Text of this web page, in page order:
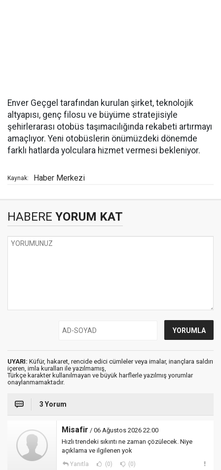
Enver Geçgel tarafından kurulan şirket, teknolojik
altyapısı, genç filosu ve büyüme stratejisiyle
şehirlerarası otobüs taşımacılığında rekabeti artırmayı
amaçlıyor. Yeni otobüslerin önümüzdeki dönemde
farklı hatlarda yolculara hizmet vermesi bekleniyor.
Kaynak: Haber Merkezi
HABERE YORUM KAT
UYARI: Küfür, hakaret, rencide edici cümleler veya imalar, inançlara saldırı
içeren, imla kuralları ile yazılmamış,
Türkçe karakter kullanılmayan ve büyük harflerle yazılmış yorumlar
onaylanmamaktadır.
3 Yorum
Misafir / 06 Ağustos 2026 22:00
Hızlı trendeki sıkıntı ne zaman çözülecek. Niye
açıklama ve ilgilenen yok
Yanıtla (0) (0)